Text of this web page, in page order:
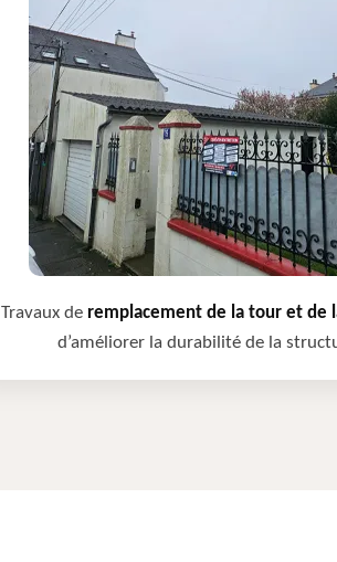
Travaux de remplacement de la tour et de
d’améliorer la durabilité de la